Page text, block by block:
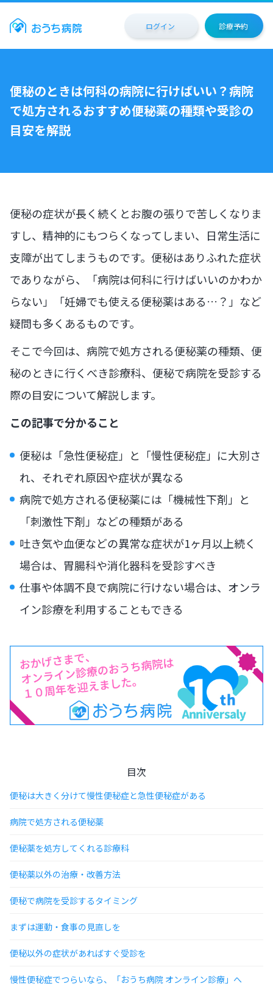
ログイン 診療予約
便秘のときは何科の病院に行けばいい？病院
で処方されるおすすめ便秘薬の種類や受診の
目安を解説
便秘の症状が長く続くとお腹の張りで苦しくなりま
すし、精神的にもつらくなってしまい、日常生活に
支障が出てしまうものです。便秘はありふれた症状
でありながら、「病院は何科に行けばいいのかわか
らない」「妊婦でも使える便秘薬はある…？」など
疑問も多くあるものです。
そこで今回は、病院で処方される便秘薬の種類、便
秘のときに行くべき診療科、便秘で病院を受診する
際の目安について解説します。
この記事で分かること
便秘は「急性便秘症」と「慢性便秘症」に大別さ
れ、それぞれ原因や症状が異なる
病院で処方される便秘薬には「機械性下剤」と
「刺激性下剤」などの種類がある
吐き気や血便などの異常な症状が1ヶ月以上続く
場合は、胃腸科や消化器科を受診すべき
仕事や体調不良で病院に行けない場合は、オンラ
イン診療を利用することもできる
目次
便秘は大きく分けて慢性便秘症と急性便秘症がある
病院で処方される便秘薬
便秘薬を処方してくれる診療科
便秘薬以外の治療・改善方法
便秘で病院を受診するタイミング
まずは運動・食事の見直しを
便秘以外の症状があればすぐ受診を
慢性便秘症でつらいなら、「おうち病院 オンライン診療」へ